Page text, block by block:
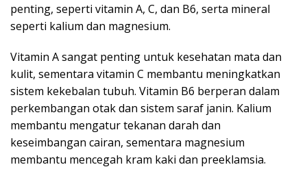
penting, seperti vitamin A, C, dan B6, serta mineral
seperti kalium dan magnesium.
Vitamin A sangat penting untuk kesehatan mata dan
kulit, sementara vitamin C membantu meningkatkan
sistem kekebalan tubuh. Vitamin B6 berperan dalam
perkembangan otak dan sistem saraf janin. Kalium
membantu mengatur tekanan darah dan
keseimbangan cairan, sementara magnesium
membantu mencegah kram kaki dan preeklamsia.